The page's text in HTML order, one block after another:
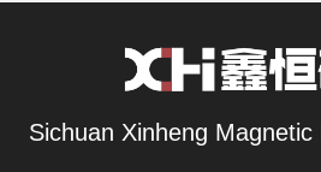
Sichuan Xinheng